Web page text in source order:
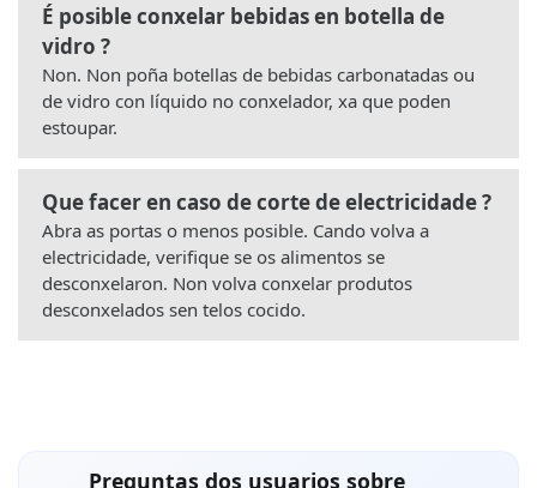
É posible conxelar bebidas en botella de
vidro ?
Non. Non poña botellas de bebidas carbonatadas ou
de vidro con líquido no conxelador, xa que poden
estoupar.
Que facer en caso de corte de electricidade ?
Abra as portas o menos posible. Cando volva a
electricidade, verifique se os alimentos se
desconxelaron. Non volva conxelar produtos
desconxelados sen telos cocido.
Preguntas dos usuarios sobre